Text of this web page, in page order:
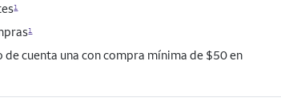
1
1
cuenta una con compra mínima de $50 en